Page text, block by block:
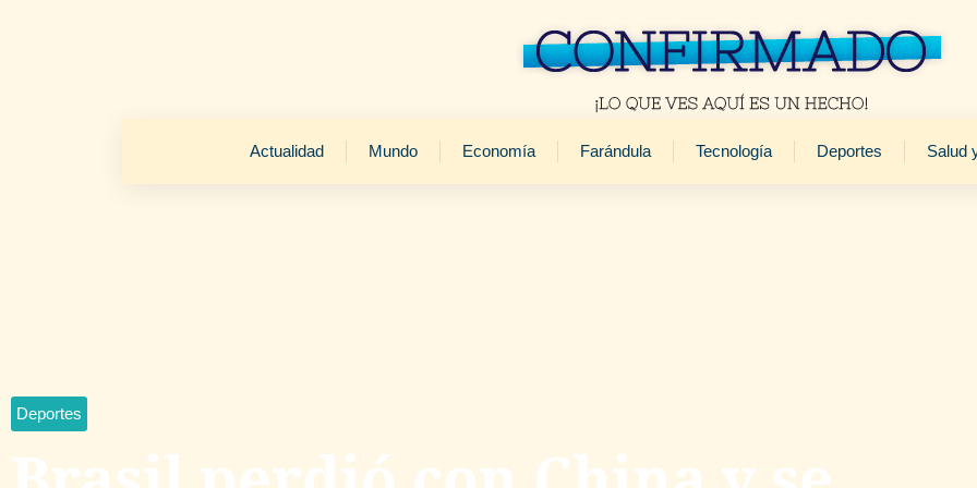
Actualidad Mundo Economía Farándula Tecnología Deportes Salud
Deportes